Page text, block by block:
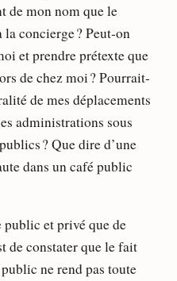
de mon nom que le
la concierge ? Peut-on
et prendre prétexte que
de chez moi ? Pourrait-
de mes déplacements
administrations sous
? Que dire d’une
dans un café public
et privé que de
de constater que le fait
ne rend pas toute